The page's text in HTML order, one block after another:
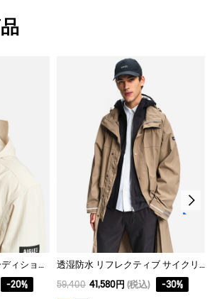
い。
乾燥がよい。
理ができる。底面温度110℃を限度として
イロン仕上げ。
ング処理ができない。
ニング処理ができる。：通常の処理
軽量 撥水 UVカット フーディショートジャケット
-20%
透湿防水 リフレクティブ サイクリングロングレインコート
59,400 41,580円 (税込) -30%